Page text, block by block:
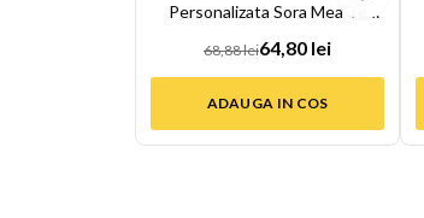
Personalizata Sora Mea Te
68,88 lei64,80 lei
ADAUGA IN COS